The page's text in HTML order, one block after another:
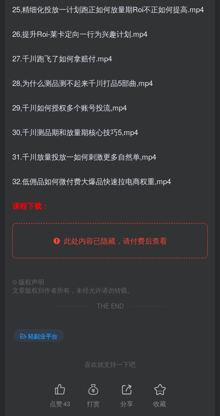
25,精细化投放一计划跑正如何放量期Roi不正如何提高.mp4
26,提升Roi-莱卡定向一行为兴趣计划.mp4
27.千川跑飞了如何拿赔付.mp4
28,为什么测品测不起来千川打品5部曲,mp4
29,千川如何授权多个账号投流,mp4
30,千川测品期和放量期核心技巧5,mp4
31.千川放量投放一如何刺激更多自然单,mp4
32.低佣品如何微付费大爆品快速拉电商权重,mp4
课程下载：
此处内容已隐藏，请付费后查看
© 版权声明
文章版权归作者所有，未经允许请勿转载。
THE END
轻副业平台
喜欢就支持一下吧
点赞43 打赏 分享 收藏